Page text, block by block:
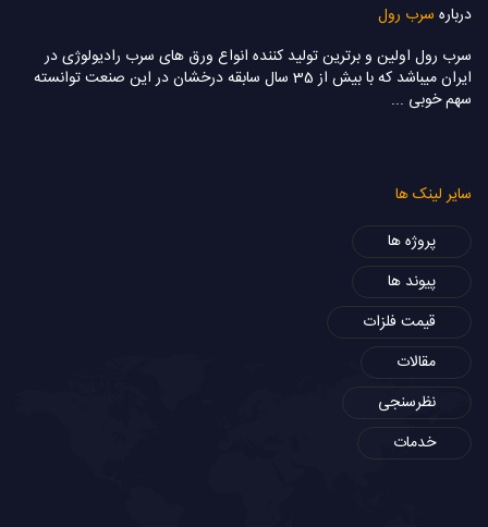
درباره سرب رول
سرب رول اولین و برترین تولید کننده انواع ورق های سرب رادیولوژی در
ایران میباشد که با بيش از 35 سال سابقه درخشان در این صنعت توانسته
سهم خوبی ...
سایر لینک ها
پروژه ها
پیوند ها
قیمت فلزات
مقالات
نظرسنجی
خدمات